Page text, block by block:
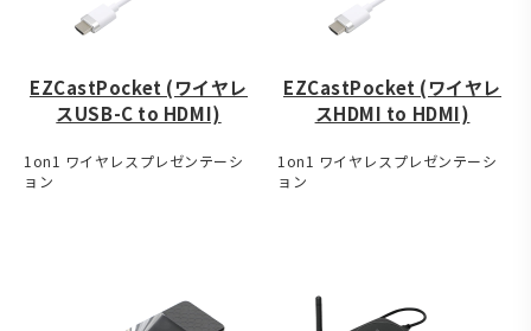
EZCastPocket (ワイヤレ
スUSB-C to HDMI)
1on1 ワイヤレスプレゼンテーシ
ョン
EZCastPocket (ワイヤレ
スHDMI to HDMI)
1on1 ワイヤレスプレゼンテーシ
ョン